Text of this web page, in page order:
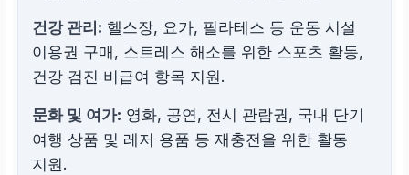
건강 관리: 헬스장, 요가, 필라테스 등 운동 시설
이용권 구매, 스트레스 해소를 위한 스포츠 활동,
건강 검진 비급여 항목 지원.
문화 및 여가: 영화, 공연, 전시 관람권, 국내 단기
여행 상품 및 레저 용품 등 재충전을 위한 활동
지원.